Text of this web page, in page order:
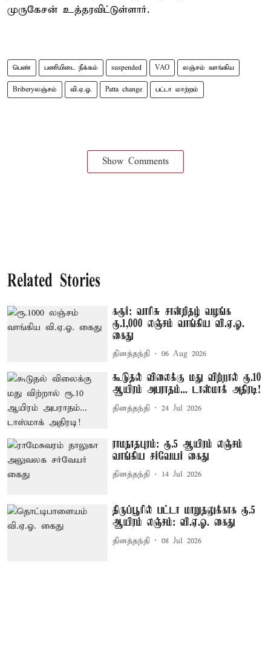
முருகேசன் உத்தரவிட்டுள்ளார்.
பெண் பணியிடை நீக்கம் suspended VAO லஞ்சம் வாங்கிய
Briberyலஞ்சம் வி.ஏ.ஓ. Patta change பட்டா மாற்றம்
Show Comments
Related Stories
கரூர்: வாரிசு சான்றிதழ் வழங்க
ரூ.1,000 லஞ்சம் வாங்கிய வி.ஏ.ஓ.
கைது
தினத்தந்தி 06 Aug 2026
கூடுதல் விலைக்கு மது விற்றால் ரூ.10
ஆயிரம் அபராதம்... டாஸ்மாக் அதிரடி!
தினத்தந்தி 24 Jul 2026
ராமநாதபுரம்: ரூ.5 ஆயிரம் லஞ்சம்
வாங்கிய சர்வேயர் கைது
தினத்தந்தி 14 Jul 2026
திருப்பூரில் பட்டா மாறுதலுக்காக ரூ.5
ஆயிரம் லஞ்சம்: வி.ஏ.ஓ. கைது
தினத்தந்தி 08 Jul 2026